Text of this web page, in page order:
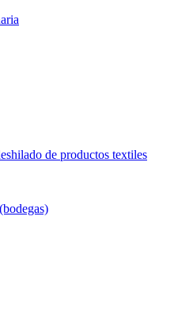
de productos textiles